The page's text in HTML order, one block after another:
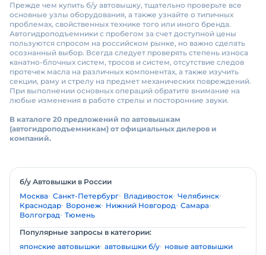
Прежде чем купить б/у автовышку, тщательно проверьте все
основные узлы оборудования, а также узнайте о типичных
проблемах, свойственных технике того или иного бренда.
Автогидроподъемники с пробегом за счет доступной цены
пользуются спросом на российском рынке, но важно сделать
осознанный выбор. Всегда следует проверять степень износа
канатно-блочных систем, тросов и систем, отсутствие следов
протечек масла на различных компонентах, а также изучить
секции, раму и стрелу на предмет механических повреждений.
При выполнении основных операций обратите внимание на
любые изменения в работе стрелы и посторонние звуки.
В каталоге 20 предложений по автовышкам
(автогидроподъемникам) от официальных дилеров и
компаний.
б/у Автовышки в России
Москва Санкт-Петербург Владивосток Челябинск
Краснодар Воронеж Нижний Новгород Самара
Волгоград Тюмень
Популярные запросы в категории:
японские автовышки автовышки б/у новые автовышки